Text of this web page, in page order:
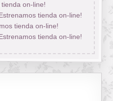
tienda on-line!
tienda on-line!
tienda on-line!
tienda on-line!